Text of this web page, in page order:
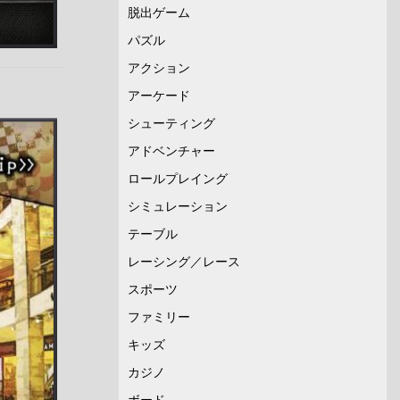
脱出ゲーム
パズル
アクション
アーケード
シューティング
アドベンチャー
ロールプレイング
シミュレーション
テーブル
レーシング／レース
スポーツ
ファミリー
キッズ
カジノ